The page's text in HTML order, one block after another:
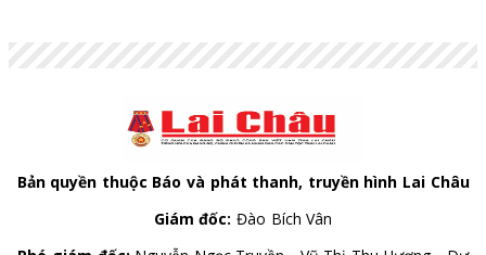
Bản quyền thuộc Báo và phát thanh, truyền hình Lai Châu
Giám đốc: Đào Bích Vân